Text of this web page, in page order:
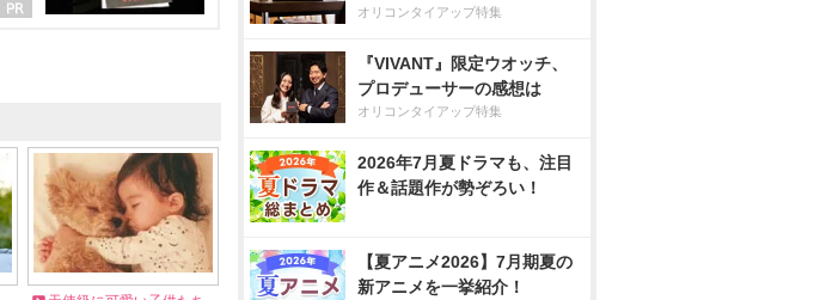
オリコンタイアップ特集
『VIVANT』限定ウオッチ、
プロデューサーの感想は
オリコンタイアップ特集
2026年7月夏ドラマも、注目
作＆話題作が勢ぞろい！
【夏アニメ2026】7月期夏の
新アニメを一挙紹介！